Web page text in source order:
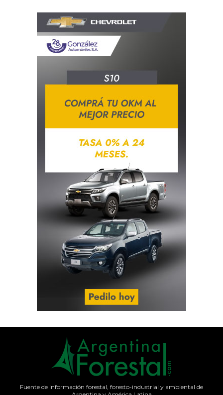
Fuente de información forestal, foresto-industrial y ambiental de